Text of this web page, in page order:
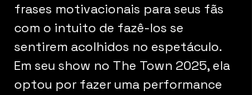
frases motivacionais para seus fãs
com o intuito de fazê-los se
sentirem acolhidos no espetáculo.
Em seu show no The Town 2025, ela
optou por fazer uma performance